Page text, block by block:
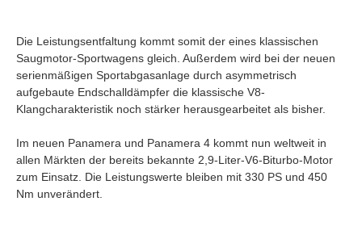
Die Leistungsentfaltung kommt somit der eines klassischen
Saugmotor-Sportwagens gleich. Außerdem wird bei der neuen
serienmäßigen Sportabgasanlage durch asymmetrisch
aufgebaute Endschalldämpfer die klassische V8-
Klangcharakteristik noch stärker herausgearbeitet als bisher.
Im neuen Panamera und Panamera 4 kommt nun weltweit in
allen Märkten der bereits bekannte 2,9-Liter-V6-Biturbo-Motor
zum Einsatz. Die Leistungswerte bleiben mit 330 PS und 450
Nm unverändert.